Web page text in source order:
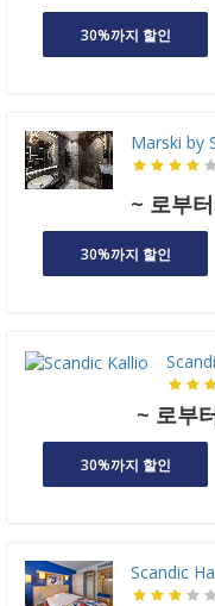
30%까지 할인
Marski by
~ 로부
30%까지 할인
~ 로부
30%까지 할인
Scandic